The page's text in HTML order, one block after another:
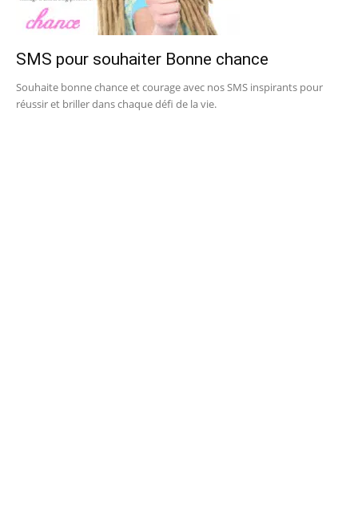
SMS pour souhaiter Bonne chance
Souhaite bonne chance et courage avec nos SMS inspirants pour
réussir et briller dans chaque défi de la vie.